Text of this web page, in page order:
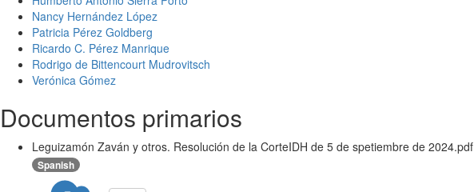
Nancy Hernández López
Patricia Pérez Goldberg
Ricardo C. Pérez Manrique
Rodrigo de Bittencourt Mudrovitsch
Verónica Gómez
Documentos primarios
Leguizamón Zaván y otros. Resolución de la CorteIDH de 5 de spetiembre de 2024.pdf
Spanish